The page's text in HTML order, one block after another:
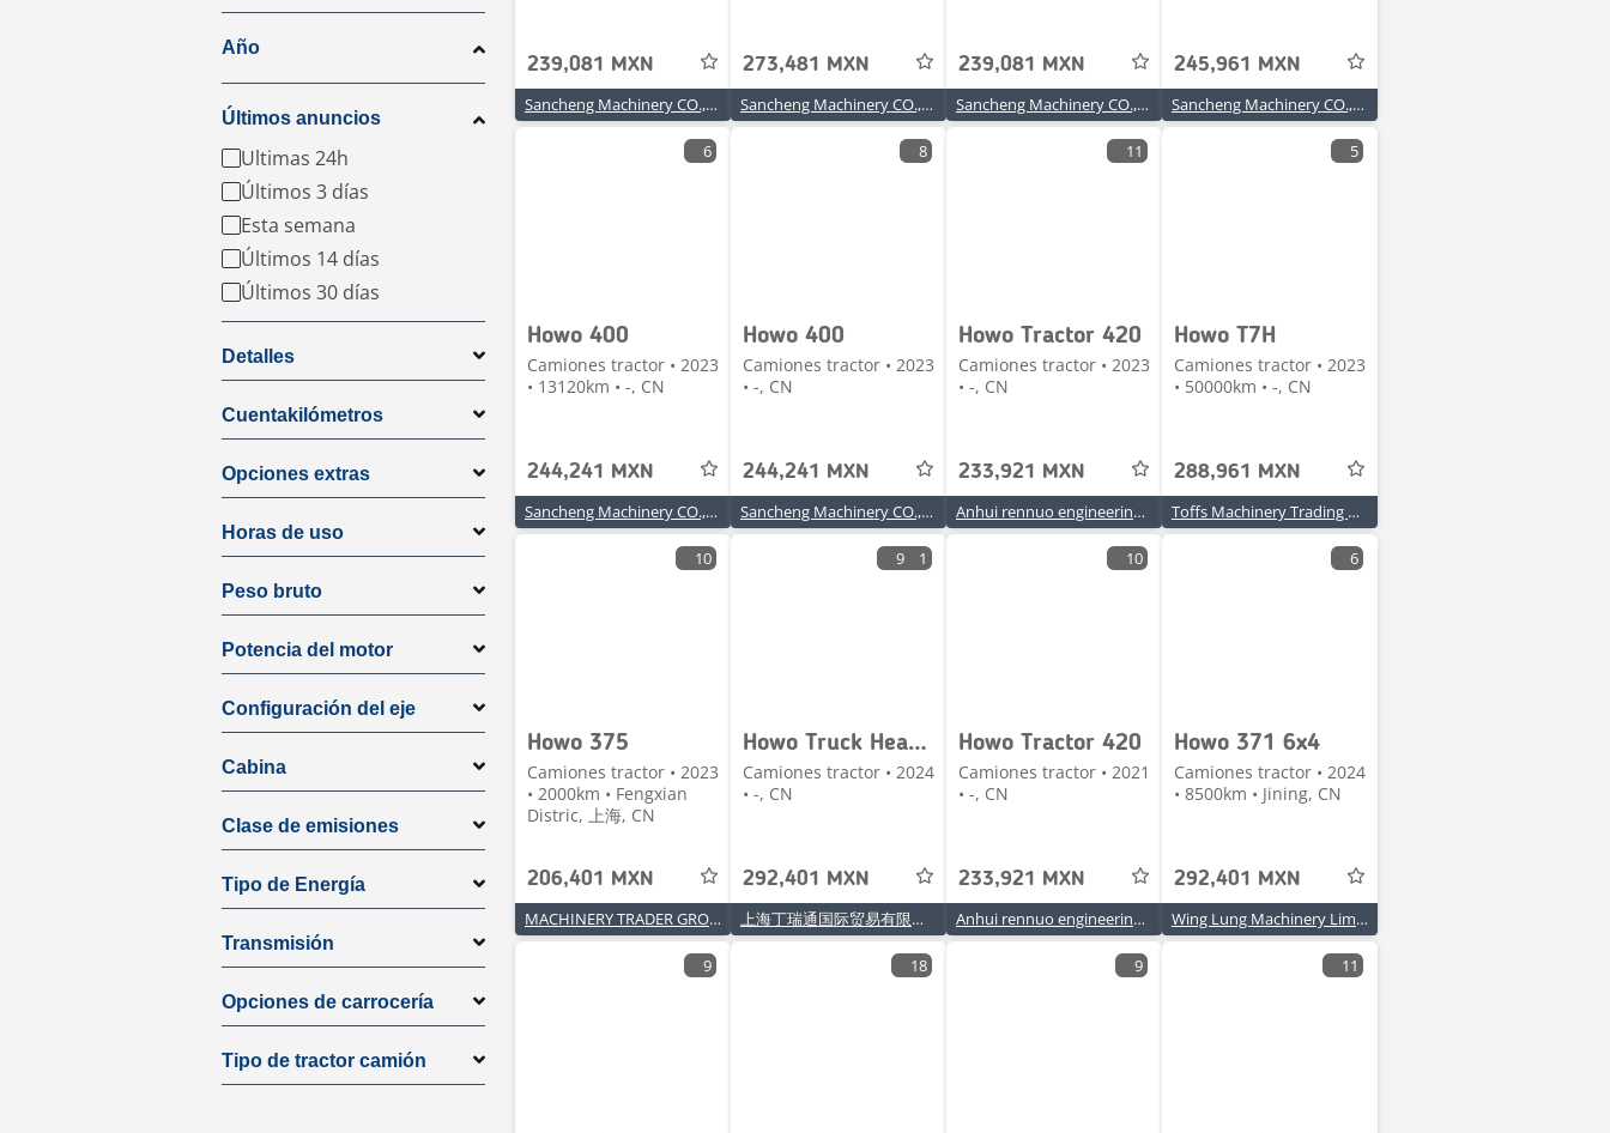
Año
Últimos anuncios
Ultimas 24h
Últimos 3 días
Esta semana
Últimos 14 días
Últimos 30 días
Detalles
Cuentakilómetros
Opciones extras
Horas de uso
Peso bruto
Potencia del motor
Configuración del eje
Cabina
Clase de emisiones
Tipo de Energía
Transmisión
Opciones de carrocería
Tipo de tractor camión
239,081 MXN
Sancheng Machinery CO.,LTD
273,481 MXN
Sancheng Machinery CO.,LTD
239,081 MXN
Sancheng Machinery CO.,LTD
245,961 MXN
Sancheng Machinery CO.,LTD
6
Howo 400
Camiones tractor • 2023
• 13120km • -, CN
244,241 MXN
Sancheng Machinery CO.,LTD
8
Howo 400
Camiones tractor • 2023
• -, CN
244,241 MXN
Sancheng Machinery CO.,LTD
11
Howo Tractor 420
Camiones tractor • 2023
• -, CN
233,921 MXN
Anhui rennuo engineering machinery co., ltd
5
Howo T7H
Camiones tractor • 2023
• 50000km • -, CN
288,961 MXN
Toffs Machinery Trading Co.,Ltd
10
Howo 375
Camiones tractor • 2023
• 2000km • Fengxian
Distric, 上海, CN
206,401 MXN
MACHINERY TRADER GROUP CO., LTD
9 1
Howo Truck Head 6*4
Camiones tractor • 2024
• -, CN
292,401 MXN
上海丁瑞通国际贸易有限公司
10
Howo Tractor 420
Camiones tractor • 2021
• -, CN
233,921 MXN
Anhui rennuo engineering machinery co., ltd
6
Howo 371 6x4
Camiones tractor • 2024
• 8500km • Jining, CN
292,401 MXN
Wing Lung Machinery Limited
9 18 9 11